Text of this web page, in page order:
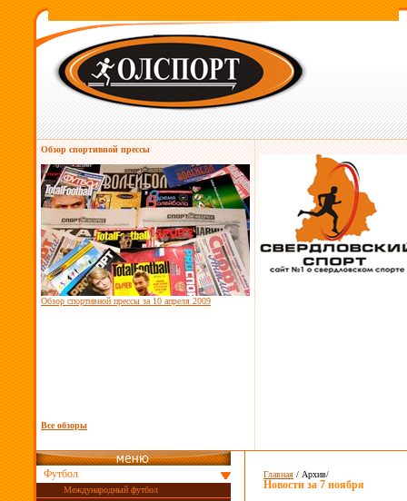
Обзор спортивной прессы
Обзор спортивной прессы за 10 апреля 2009
Все обзоры
Футбол
Международный футбол
Главная / Архив/
Новости за 7 ноября